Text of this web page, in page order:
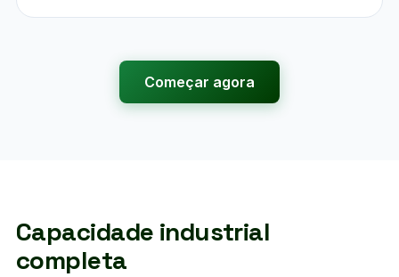
Começar agora
Capacidade industrial
completa